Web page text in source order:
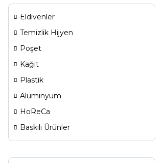
Eldivenler
Temizlik Hijyen
Poşet
Kağıt
Plastik
Alüminyum
HoReCa
Baskılı Ürünler